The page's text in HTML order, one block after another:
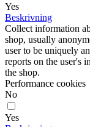
Yes
Beskrivning
Collect information
shop, usually
user to be uniquely
reports on the user's
the shop.
Performance cookies
No
Yes